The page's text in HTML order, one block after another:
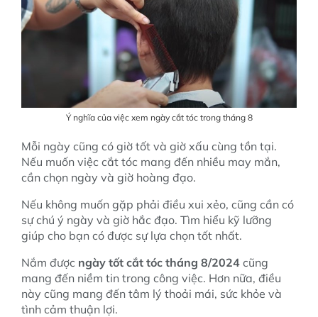
Ý nghĩa của việc xem ngày cắt tóc trong tháng 8
Mỗi ngày cũng có giờ tốt và giờ xấu cùng tồn tại.
Nếu muốn việc cắt tóc mang đến nhiều may mắn,
cần chọn ngày và giờ hoàng đạo.
Nếu không muốn gặp phải điều xui xẻo, cũng cần có
sự chú ý ngày và giờ hắc đạo. Tìm hiểu kỹ lưỡng
giúp cho bạn có được sự lựa chọn tốt nhất.
Nắm được ngày tốt cắt tóc tháng 8/2024 cũng
mang đến niềm tin trong công việc. Hơn nữa, điều
này cũng mang đến tâm lý thoải mái, sức khỏe và
tình cảm thuận lợi.